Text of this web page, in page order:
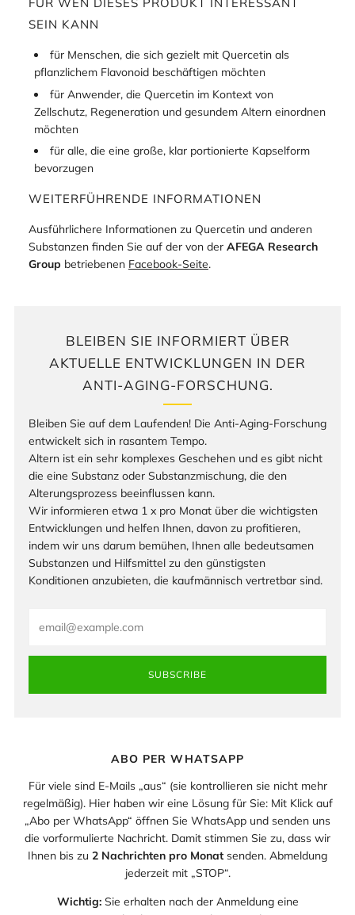
SEIN KANN
für Menschen, die sich gezielt mit Quercetin als
pflanzlichem Flavonoid beschäftigen möchten
für Anwender, die Quercetin im Kontext von
Zellschutz, Regeneration und gesundem Altern einordnen
möchten
für alle, die eine große, klar portionierte Kapselform
bevorzugen
WEITERFÜHRENDE INFORMATIONEN
Ausführlichere Informationen zu Quercetin und anderen
Substanzen finden Sie auf der von der AFEGA Research
Group betriebenen Facebook-Seite.
BLEIBEN SIE INFORMIERT ÜBER
AKTUELLE ENTWICKLUNGEN IN DER
ANTI-AGING-FORSCHUNG.
Bleiben Sie auf dem Laufenden! Die Anti-Aging-Forschung
entwickelt sich in rasantem Tempo.
Altern ist ein sehr komplexes Geschehen und es gibt nicht
die eine Substanz oder Substanzmischung, die den
Alterungsprozess beeinflussen kann.
Wir informieren etwa 1 x pro Monat über die wichtigsten
Entwicklungen und helfen Ihnen, davon zu profitieren,
indem wir uns darum bemühen, Ihnen alle bedeutsamen
Substanzen und Hilfsmittel zu den günstigsten
Konditionen anzubieten, die kaufmännisch vertretbar sind.
SUBSCRIBE
ABO PER WHATSAPP
Für viele sind E-Mails „aus“ (sie kontrollieren sie nicht mehr
regelmäßig). Hier haben wir eine Lösung für Sie: Mit Klick auf
„Abo per WhatsApp“ öffnen Sie WhatsApp und senden uns
die vorformulierte Nachricht. Damit stimmen Sie zu, dass wir
Ihnen bis zu 2 Nachrichten pro Monat senden. Abmeldung
jederzeit mit „STOP“.
Wichtig:Sie erhalten nach der Anmeldung eine